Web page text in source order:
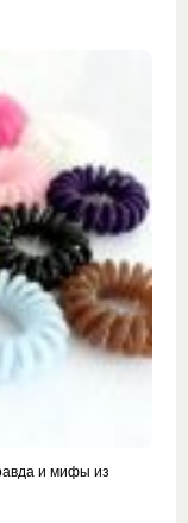
и мифы из